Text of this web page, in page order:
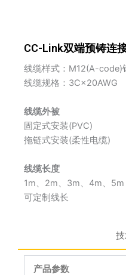
CC-Link双端预铸连
线缆样式：M12(A-
线缆规格：3C×20AWG
线缆外被
固定式安装(PVC)
拖链式安装(柔性电缆)
线缆长度
1m、2m、3m、4m、5m
可定制线长
产品参数